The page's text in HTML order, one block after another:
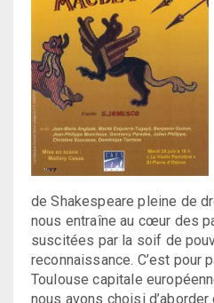
de Shakespeare pleine de
nous entraîne au cœur des
suscitées par la soif de
reconnaissance. C’est pour
Toulouse capitale
nous avons choisi